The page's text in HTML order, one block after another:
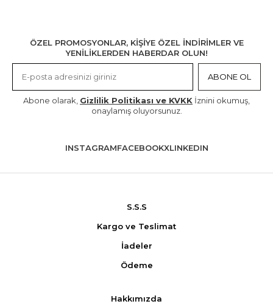
ÖZEL PROMOSYONLAR, KİŞİYE ÖZEL İNDİRİMLER VE
YENİLİKLERDEN HABERDAR OLUN!
ABONE OL
Abone olarak, Gizlilik Politikası ve KVKK İznini okumuş,
onaylamış oluyorsunuz.
INSTAGRAMFACEBOOKXLINKEDIN
S.S.S
Kargo ve Teslimat
İadeler
Ödeme
Hakkımızda